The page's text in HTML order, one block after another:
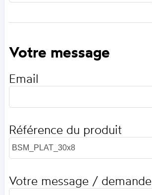
Votre message
Email
Référence du produit
Votre message / demande